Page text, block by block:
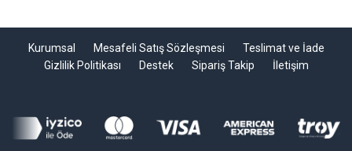
Kurumsal Mesafeli Satış Sözleşmesi
Teslimat ve İade
Gizlilik Politikası
Destek Sipariş Takip İletişim